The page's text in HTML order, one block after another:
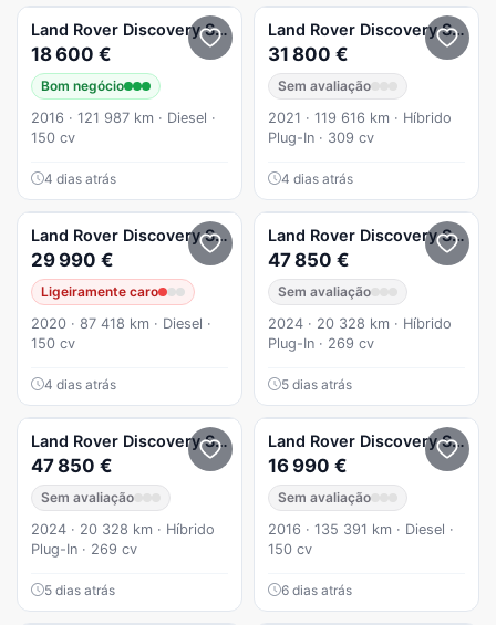
Land Rover Discovery Sport 2.0 eD4 HSE
18 600 €
Bom negócio
2016 · 121 987 km · Diesel ·
150 cv
4 dias atrás
Land Rover Discovery Sport
31 800 €
Sem avaliação
2021 · 119 616 km · Híbrido
Plug-In · 309 cv
4 dias atrás
Land Rover Discovery Sport D150 R-Dynamic
29 990 €
Ligeiramente caro
2020 · 87 418 km · Diesel ·
150 cv
4 dias atrás
Land Rover Discovery Sport
47 850 €
Sem avaliação
2024 · 20 328 km · Híbrido
Plug-In · 269 cv
5 dias atrás
Land Rover Discovery Sport 1.5 I3 P270e AWD Dynamic S
47 850 €
Sem avaliação
2024 · 20 328 km · Híbrido
Plug-In · 269 cv
5 dias atrás
Land Rover Discovery Sport
16 990 €
Sem avaliação
2016 · 135 391 km · Diesel ·
150 cv
6 dias atrás